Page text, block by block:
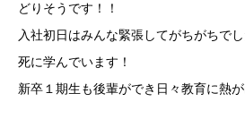
どりそうです！！
入社初日はみんな緊張してがちがちで
死に学んでいます！
新卒１期生も後輩ができ日々教育に熱